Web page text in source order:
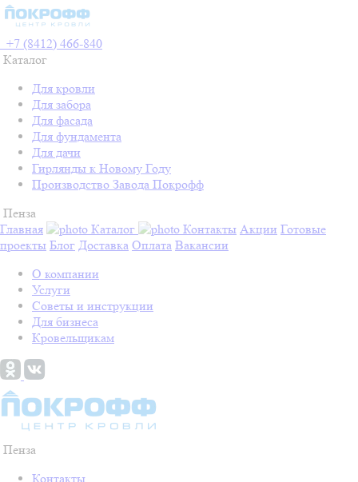
+7 (8412) 466-840
Каталог
Для кровли
Для забора
Для фасада
Для фундамента
Для дачи
Гирлянды к Новому Году
Производство Завода Покрофф
Пенза
Главная
Каталог Контакты Акции Готовые
проекты Блог Доставка Оплата Вакансии
О компании
Услуги
Советы и инструкции
Для бизнеса
Кровельщикам
Пенза
Контакты